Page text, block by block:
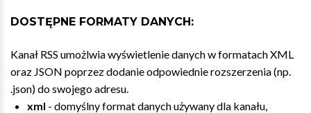
DOSTĘPNE FORMATY DANYCH:
Kanał RSS umożlwia wyświetlenie danych w formatach XML
oraz JSON poprzez dodanie odpowiednie rozszerzenia (np.
.json) do swojego adresu.
xml - domyślny format danych używany dla kanału,